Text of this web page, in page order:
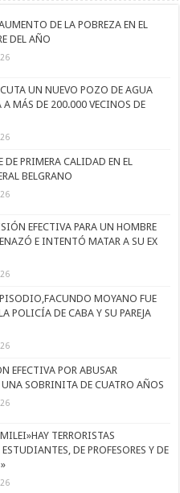
DE LA POBREZA EN EL
DEL AÑO
UN NUEVO POZO DE AGUA
A MÁS DE 200.000 VECINOS DE
DE PRIMERA CALIDAD EN EL
BELGRANO
EFECTIVA PARA UN HOMBRE
E INTENTÓ MATAR A SU EX
MOYANO FUE
POLICÍA DE CABA Y SU PAREJA
EFECTIVA POR ABUSAR
UNA SOBRINITA DE CUATRO AÑOS
TERRORISTAS
DE PROFESORES Y DE